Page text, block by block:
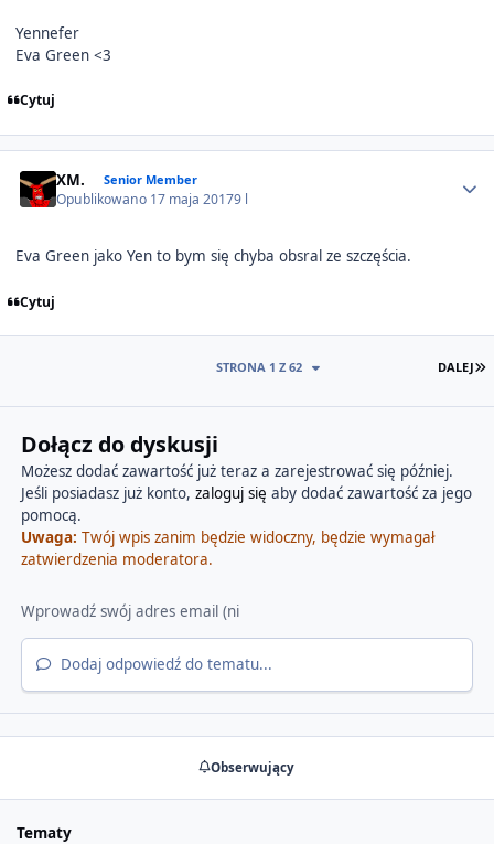
Yennefer
Eva Green <3
Cytuj
XM. Senior Member
Opublikowano 17 maja 20179 l
Eva Green jako Yen to bym się chyba obsral ze szczęścia.
Cytuj
DALEJ
STRONA 1 Z 62
Dołącz do dyskusji
Możesz dodać zawartość już teraz a zarejestrować się później.
Jeśli posiadasz już konto, zaloguj się aby dodać zawartość za jego
pomocą.
Uwaga: Twój wpis zanim będzie widoczny, będzie wymagał
zatwierdzenia moderatora.
Dodaj odpowiedź do tematu...
Obserwujący
Tematy